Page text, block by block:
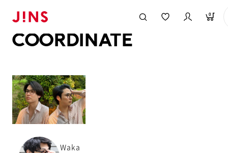
0
COORDINATE
Waka